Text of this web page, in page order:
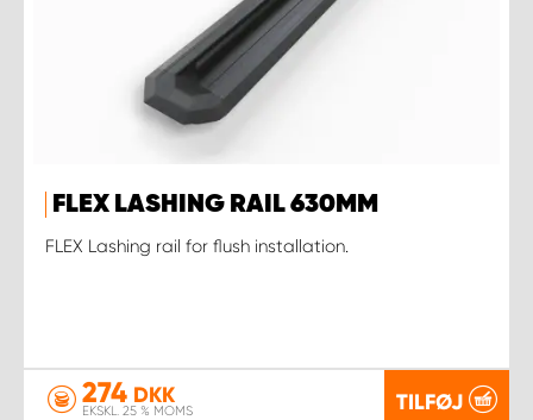
FLEX LASHING RAIL 630MM
FLEX Lashing rail for flush installation.
274 DKK
EKSKL. 25 % MOMS TILFØJ